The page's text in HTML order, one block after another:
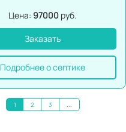
Цена: 97000 руб.
Заказать
Подробнее о септике
1 2 3 ...